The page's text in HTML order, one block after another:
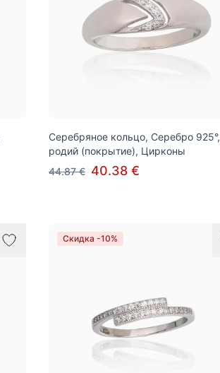
Серебряное кольцо, Серебро 925°,
родий (покрытие), Цирконы
44.87 € 40.38 €
Скидка -10%